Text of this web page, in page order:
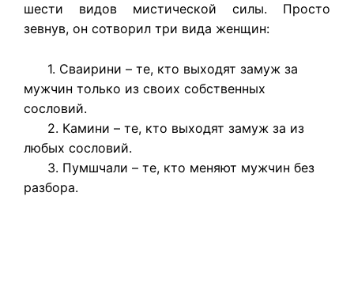
шести видов мистической силы. Просто
зевнув, он сотворил три вида женщин:
1. Сваирини – те, кто выходят замуж за
мужчин только из своих собственных
сословий.
2. Камини – те, кто выходят замуж за из
любых сословий.
3. Пумшчали – те, кто меняют мужчин без
разбора.